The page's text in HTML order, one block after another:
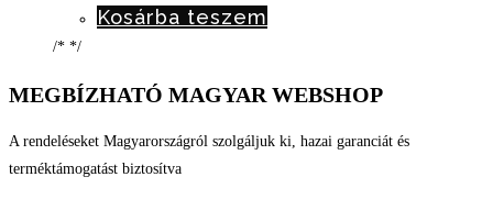
Kosárba teszem
/* */
MEGBÍZHATÓ MAGYAR WEBSHOP
A rendeléseket Magyarországról szolgáljuk ki, hazai garanciát és
terméktámogatást biztosítva